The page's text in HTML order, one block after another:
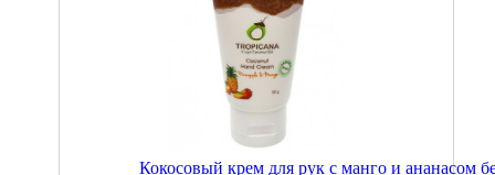
Кокосовый крем для рук с манго и ананасом